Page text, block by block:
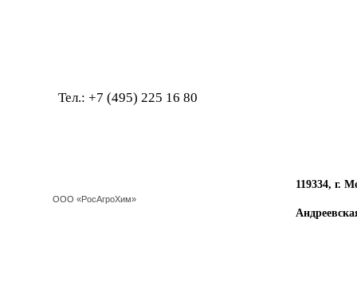
Тел.: +7 (495) 225
ООО «РосАгроХим»
119334, г.
Андреевская